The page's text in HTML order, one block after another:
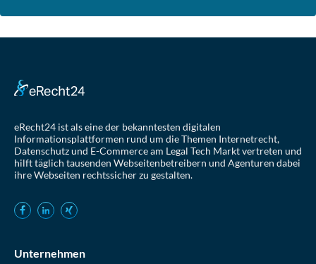
eRecht24 ist als eine der bekanntesten digitalen
Informationsplattformen rund um die Themen Internetrecht,
Datenschutz und E-Commerce am Legal Tech Markt vertreten und
hilft täglich tausenden Webseitenbetreibern und Agenturen dabei
ihre Webseiten rechtssicher zu gestalten.
Unternehmen